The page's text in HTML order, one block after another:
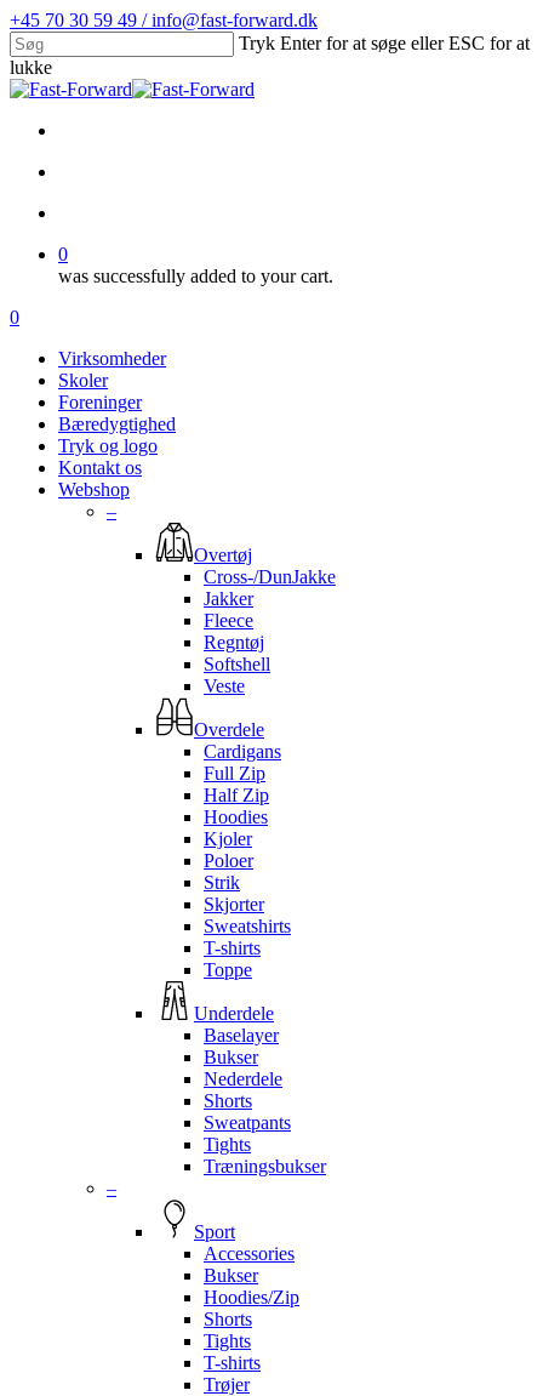
Skip
to
main
content
+45 70 30 59 49 / info@fast-forward.dk
Tryk Enter for at søge eller ESC for at
lukke
Close
0
was successfully added to your cart.
Menu
search
account
0
Virksomheder
Skoler
Foreninger
Bæredygtighed
Tryk og logo
Kontakt os
Webshop
–
Overtøj
Cross-/DunJakke
Jakker
Fleece
Regntøj
Softshell
Veste
Overdele
Cardigans
Full Zip
Half Zip
Hoodies
Kjoler
Poloer
Strik
Skjorter
Sweatshirts
T-shirts
Toppe
Underdele
Baselayer
Bukser
Nederdele
Shorts
Sweatpants
Tights
Træningsbukser
–
Sport
Accessories
Bukser
Hoodies/Zip
Shorts
Tights
T-shirts
Trøjer